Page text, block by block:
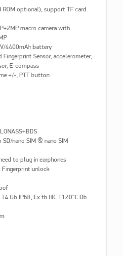
ROM optional), support TF card
macro camera with
4400mAh battery
Fingerprint Sensor, accelerometer,
E-compass
+/-, PTT button
nano SIM & nano SIM
to plug in earphones
Fingerprint unlock
Gb IP68, Ex tb IIIC T120°C Db